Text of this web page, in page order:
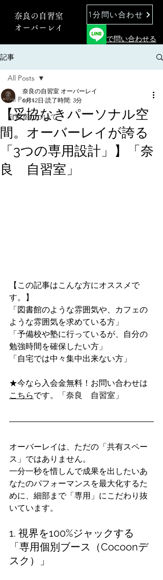
奈良の自習室
オーバーレイ
1分問い合わせ
で問い合わせる
記事
All Posts
自習室について
All Posts
【妥協なきパーソナル空
間。オーバーレイが誇る
「3つの専用設計」】「奈
良 自習室」
奈良の自習室 オーバーレイ
6月12日 読了時間: 3分
【この記事はこんな方にオススメで
す。】
「図書館のような雰囲気や、カフェの
ような雰囲気を求めている方」
「予備校や塾に行っているが、自分の
勉強時間を確保したい方」
「自宅では中々集中出来ない方」
★今なら入会金無料！お問い合わせは
こちらです。「奈良　自習室」
オーバーレイは、ただの「共有スペー
ス」ではありません。
一分一秒を惜しんで成果を出したいあ
なたのパフォーマンスを最大化するた
めに、細部まで「専用」にこだわり抜
いています。
1. 視界を100%ジャックする
「専用個別ブース（Cocoonデ
スク）」